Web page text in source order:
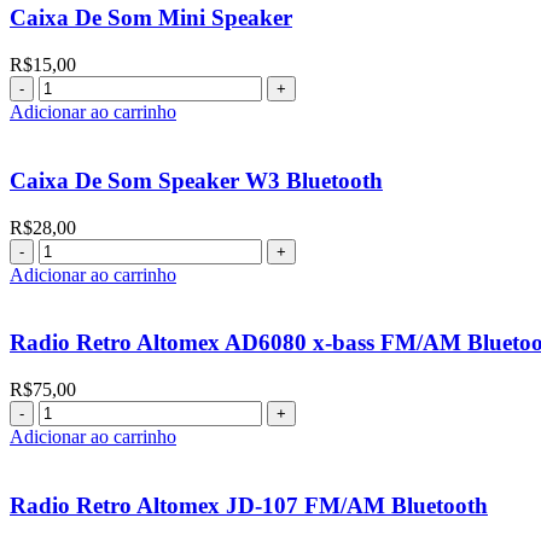
Caixa De Som Mini Speaker
R$15,00
Adicionar ao carrinho
Caixa De Som Speaker W3 Bluetooth
R$28,00
Adicionar ao carrinho
Radio Retro Altomex AD6080 x-bass FM/AM
R$75,00
Adicionar ao carrinho
Radio Retro Altomex JD-107 FM/AM Bluetooth